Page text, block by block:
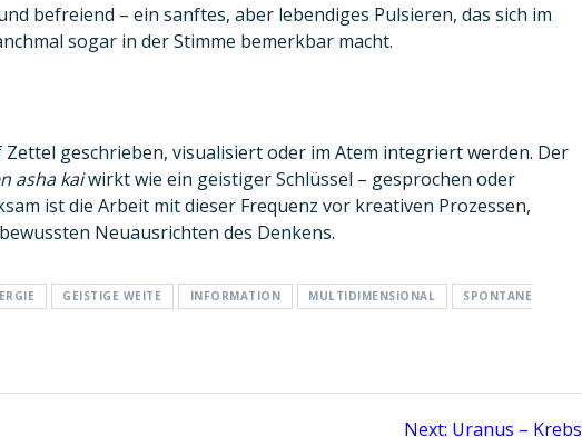
befreiend – ein sanftes, aber lebendiges Pulsieren, das sich im
sogar in der Stimme bemerkbar macht.
Zettel geschrieben, visualisiert oder im Atem integriert werden. Der
asha kaiwirkt wie ein geistiger Schlüssel – gesprochen oder
ist die Arbeit mit dieser Frequenz vor kreativen Prozessen,
Neuausrichten des Denkens.
GEISTIGE WEITE INFORMATION MULTIDIMENSIONAL
SPONTANE
Next: Next
Uranus – Krebs